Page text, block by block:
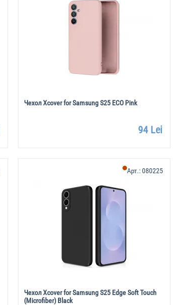
Чехол Xcover for Samsung S25 ECO Pink
94 Lei
Чехол Xcover for Samsung S25 Edge Soft Touch
(Microfiber) Black
Арт.:080225